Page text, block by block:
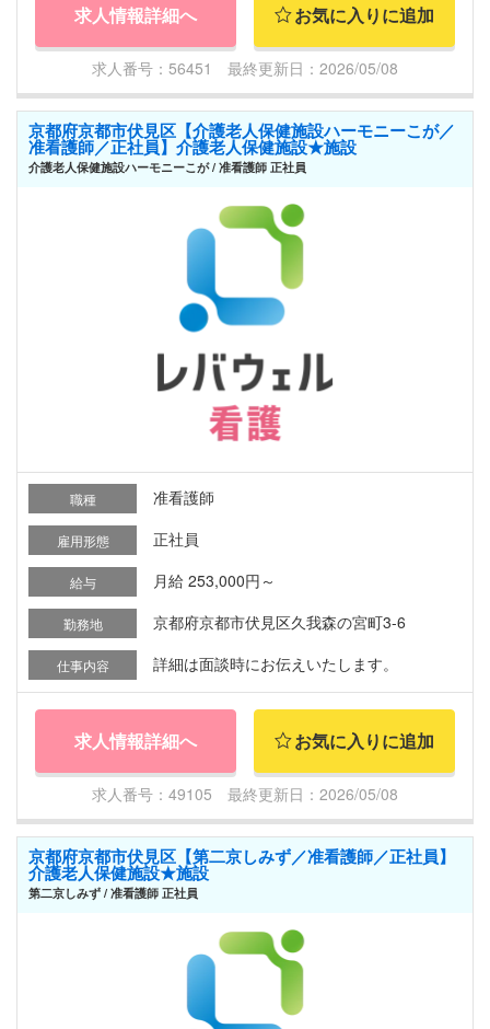
求人情報詳細へ お気に入りに追加
求人番号：56451 最終更新日：2026/05/08
京都府京都市伏見区【介護老人保健施設ハーモニーこが／
准看護師／正社員】介護老人保健施設★施設
介護老人保健施設ハーモニーこが / 准看護師 正社員
職種 准看護師
雇用形態 正社員
給与 月給 253,000円～
勤務地 京都府京都市伏見区久我森の宮町3-6
仕事内容 詳細は面談時にお伝えいたします。
求人情報詳細へ お気に入りに追加
求人番号：49105 最終更新日：2026/05/08
京都府京都市伏見区【第二京しみず／准看護師／正社員】
介護老人保健施設★施設
第二京しみず / 准看護師 正社員